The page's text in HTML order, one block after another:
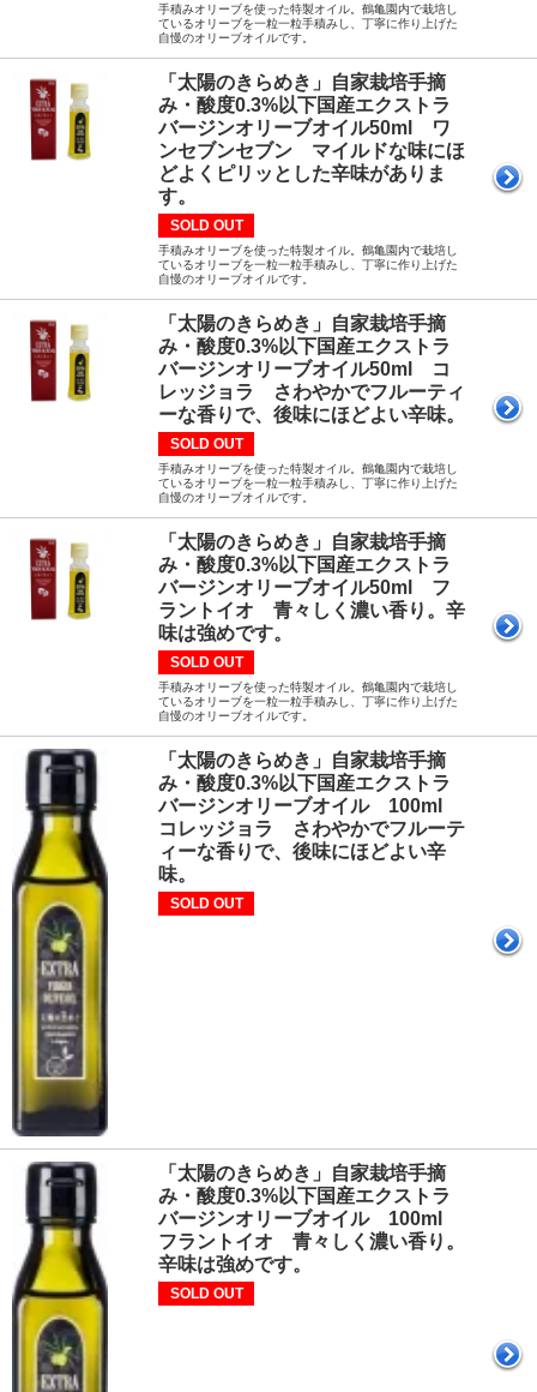
手積みオリーブを使った特製オイル。鶴亀園内で栽培し
ているオリーブを一粒一粒手積みし、丁寧に作り上げた
自慢のオリーブオイルです。
「太陽のきらめき」自家栽培手摘
み・酸度0.3%以下国産エクストラ
バージンオリーブオイル50ml ワ
ンセブンセブン マイルドな味にほ
どよくピリッとした辛味がありま
す。
SOLD OUT
手積みオリーブを使った特製オイル。鶴亀園内で栽培し
ているオリーブを一粒一粒手積みし、丁寧に作り上げた
自慢のオリーブオイルです。
「太陽のきらめき」自家栽培手摘
み・酸度0.3%以下国産エクストラ
バージンオリーブオイル50ml コ
レッジョラ さわやかでフルーティ
ーな香りで、後味にほどよい辛味。
SOLD OUT
手積みオリーブを使った特製オイル。鶴亀園内で栽培し
ているオリーブを一粒一粒手積みし、丁寧に作り上げた
自慢のオリーブオイルです。
「太陽のきらめき」自家栽培手摘
み・酸度0.3%以下国産エクストラ
バージンオリーブオイル50ml フ
ラントイオ 青々しく濃い香り。辛
味は強めです。
SOLD OUT
手積みオリーブを使った特製オイル。鶴亀園内で栽培し
ているオリーブを一粒一粒手積みし、丁寧に作り上げた
自慢のオリーブオイルです。
「太陽のきらめき」自家栽培手摘
み・酸度0.3%以下国産エクストラ
バージンオリーブオイル 100ml
コレッジョラ さわやかでフルーテ
ィーな香りで、後味にほどよい辛
味。
SOLD OUT
「太陽のきらめき」自家栽培手摘
み・酸度0.3%以下国産エクストラ
バージンオリーブオイル 100ml
フラントイオ 青々しく濃い香り。
辛味は強めです。
SOLD OUT